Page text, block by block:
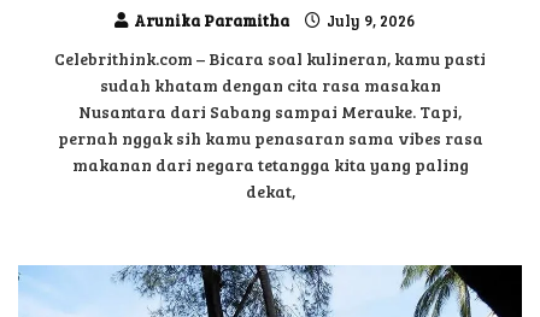
Arunika Paramitha July 9, 2026
Celebrithink.com – Bicara soal kulineran, kamu pasti
sudah khatam dengan cita rasa masakan
Nusantara dari Sabang sampai Merauke. Tapi,
pernah nggak sih kamu penasaran sama vibes rasa
makanan dari negara tetangga kita yang paling
dekat,